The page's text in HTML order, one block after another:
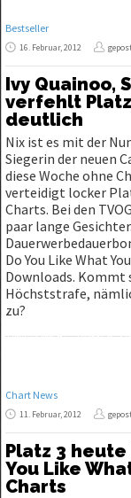
Bestseller
16. Februar, 2012
Ivy Quainoo,
verfehlt
deutlich
Nix ist es mit der
Siegerin der neuen
diese Woche ohne
verteidigt locker
Charts. Bei den
paar lange
Do You Like What
Downloads. Kommt
Höchststrafe,
zu?
Chart News
11. Februar, 2012
Platz 3
You Like
Charts